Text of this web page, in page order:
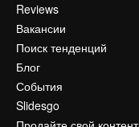
Reviews
Вакансии
Поиск тенденций
Блог
События
Slidesgo